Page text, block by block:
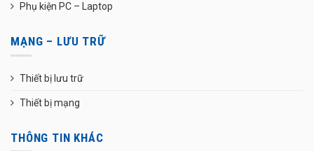
Phụ kiện PC – Laptop
MẠNG – LƯU TRỮ
Thiết bị lưu trữ
Thiết bị mạng
THÔNG TIN KHÁC